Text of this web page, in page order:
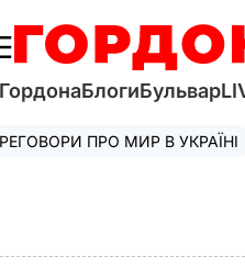
БлогиБульвар
ПРО МИР В УКРАЇНІ